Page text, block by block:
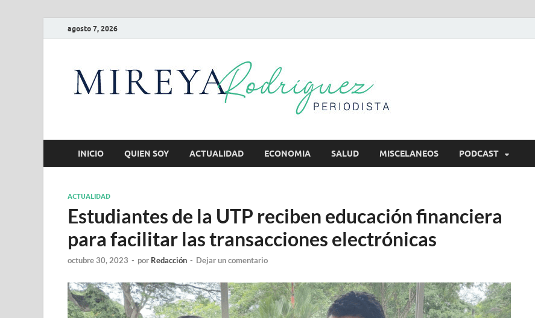
agosto 7, 2026
INICIO QUIEN SOY ACTUALIDAD ECONOMIA SALUD MISCELANEOS PODCAST
ACTUALIDAD
Estudiantes de la UTP reciben educación financiera
para facilitar las transacciones electrónicas
octubre 30, 2023 - por Redacción - Dejar un comentario